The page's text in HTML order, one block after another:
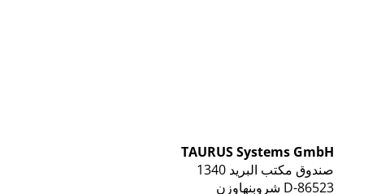
TAURUS Systems GmbH
صندوق مكتب البريد 1340
D-86523 شروبنهاوزن